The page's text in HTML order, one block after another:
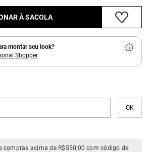
À SACOLA
montar seu look?
Shopper
compras acima de R$550,00 com código de